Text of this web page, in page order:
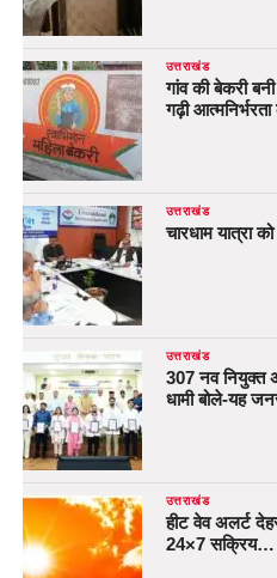
उत्तराखंड
गांव की बेकरी
गढ़ी
उत्तराखंड
चारधाम यात्रा
उत्तराखंड
307 नव नियुक्त
धामी बोले-यह
उत्तराखंड
हीट वेव अलर्ट
24×7 सक्रिय…